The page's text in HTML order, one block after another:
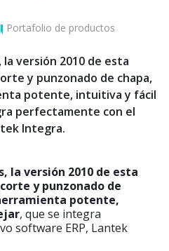
Portafolio de productos
versión 2010 de esta
y punzonado de chapa,
potente, intuitiva y fácil
perfectamente con el
Integra.
la versión 2010 de esta
y punzonado de
potente,
, que se integra
software ERP, Lantek